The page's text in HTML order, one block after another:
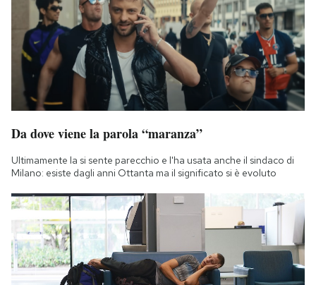
Da dove viene la parola “maranza”
Ultimamente la si sente parecchio e l'ha usata anche il sindaco di
Milano: esiste dagli anni Ottanta ma il significato si è evoluto